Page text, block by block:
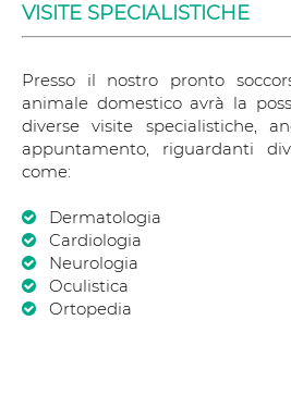
VISITE SPECIALISTICHE
Presso il nostro pronto
animale domestico avrà la
diverse visite specialistiche,
appuntamento, riguardanti
come:
Dermatologia
Cardiologia
Neurologia
Oculistica
Ortopedia